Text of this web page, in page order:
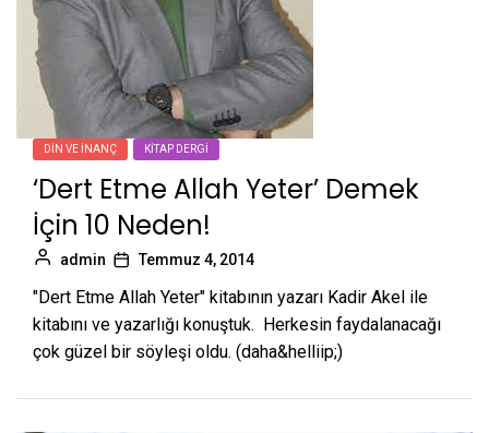
DIN VE İNANÇ KITAP DERGI
‘Dert Etme Allah Yeter’ Demek
İçin 10 Neden!
admin Temmuz 4, 2014
"Dert Etme Allah Yeter" kitabının yazarı Kadir Akel ile
kitabını ve yazarlığı konuştuk. Herkesin faydalanacağı
çok güzel bir söyleşi oldu. (daha&helliip;)